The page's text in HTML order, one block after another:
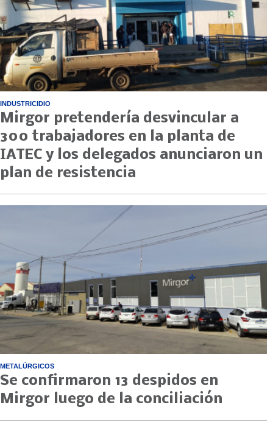
INDUSTRICIDIO
Mirgor pretendería desvincular a
300 trabajadores en la planta de
IATEC y los delegados anunciaron un
plan de resistencia
METALÚRGICOS
Se confirmaron 13 despidos en
Mirgor luego de la conciliación